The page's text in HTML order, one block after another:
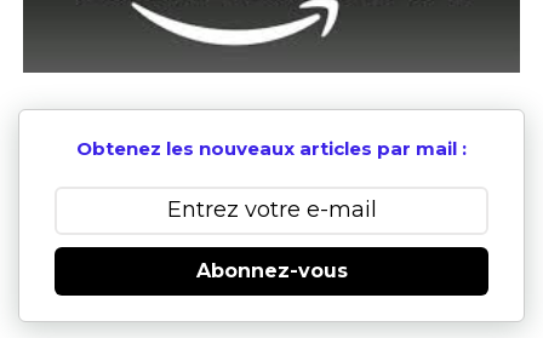
Obtenez les nouveaux articles par mail :
Abonnez-vous